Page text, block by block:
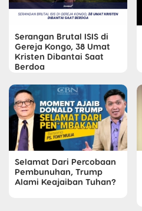
Serangan Brutal ISIS di
Gereja Kongo, 38 Umat
Kristen Dibantai Saat
Berdoa
Selamat Dari Percobaan
Pembunuhan, Trump
Alami Keajaiban Tuhan?